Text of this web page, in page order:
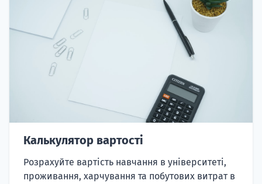
Калькулятор вартості
Розрахуйте вартість навчання в університеті,
проживання, харчування та побутових витрат в